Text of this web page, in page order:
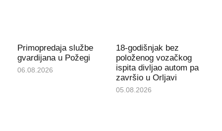
Primopredaja službe
gvardijana u Požegi
06.08.2026
18-godišnjak bez
položenog vozačkog
ispita divljao autom pa
završio u Orljavi
05.08.2026